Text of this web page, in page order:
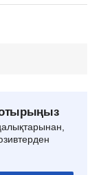
отырыңыз